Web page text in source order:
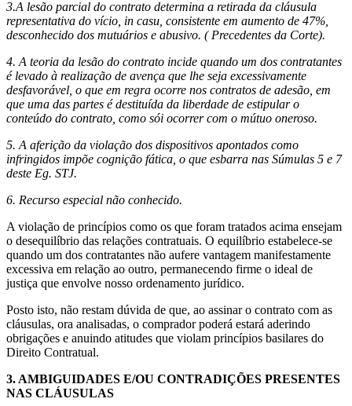
3.A lesão parcial do contrato determina a retirada da cláusula
representativa do vício, in casu, consistente em aumento de 47%,
desconhecido dos mutuários e abusivo. ( Precedentes da Corte).
4. A teoria da lesão do contrato incide quando um dos contratantes
é levado à realização de avença que lhe seja excessivamente
desfavorável, o que em regra ocorre nos contratos de adesão, em
que uma das partes é destituída da liberdade de estipular o
conteúdo do contrato, como sói ocorrer com o mútuo oneroso.
5. A aferição da violação dos dispositivos apontados como
infringidos impõe cognição fática, o que esbarra nas Súmulas 5 e 7
deste Eg. STJ.
6. Recurso especial não conhecido.
A violação de princípios como os que foram tratados acima ensejam
o desequilíbrio das relações contratuais. O equilíbrio estabelece-se
quando um dos contratantes não aufere vantagem manifestamente
excessiva em relação ao outro, permanecendo firme o ideal de
justiça que envolve nosso ordenamento jurídico.
Posto isto, não restam dúvida de que, ao assinar o contrato com as
cláusulas, ora analisadas, o comprador poderá estará aderindo
obrigações e anuindo atitudes que violam princípios basilares do
Direito Contratual.
3. AMBIGUIDADES E/OU CONTRADIÇÕES PRESENTES
NAS CLÁUSULAS